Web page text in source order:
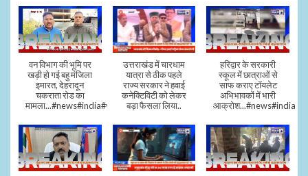
वन विभाग की भूमि पर
खड़ी हो गई बहु मंजिला
इमारत, देहरादून
चकराता रोड का
मामला...#news#india#video
उत्तराखंड में चारधाम
यात्रा से ठीक पहले
राज्य सरकार ने हवाई
कनेक्टिविटी को लेकर
बड़ा फैसला लिया..
हरिद्वार के सरकारी
स्कूल में छात्राओं से
साफ कराए टॉयलेट
अभिभावकों में भारी
आक्रोश...#news#india